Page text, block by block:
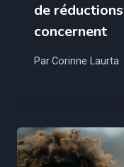
de
concernent
ParCorinne Laurta